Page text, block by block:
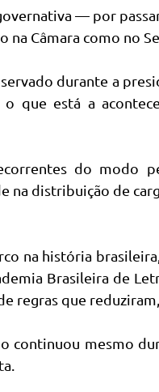
— por
Câmara como no
durante a
que está a
do modo
na distribuição de
na história
Brasileira de
regras que
continuou mesmo